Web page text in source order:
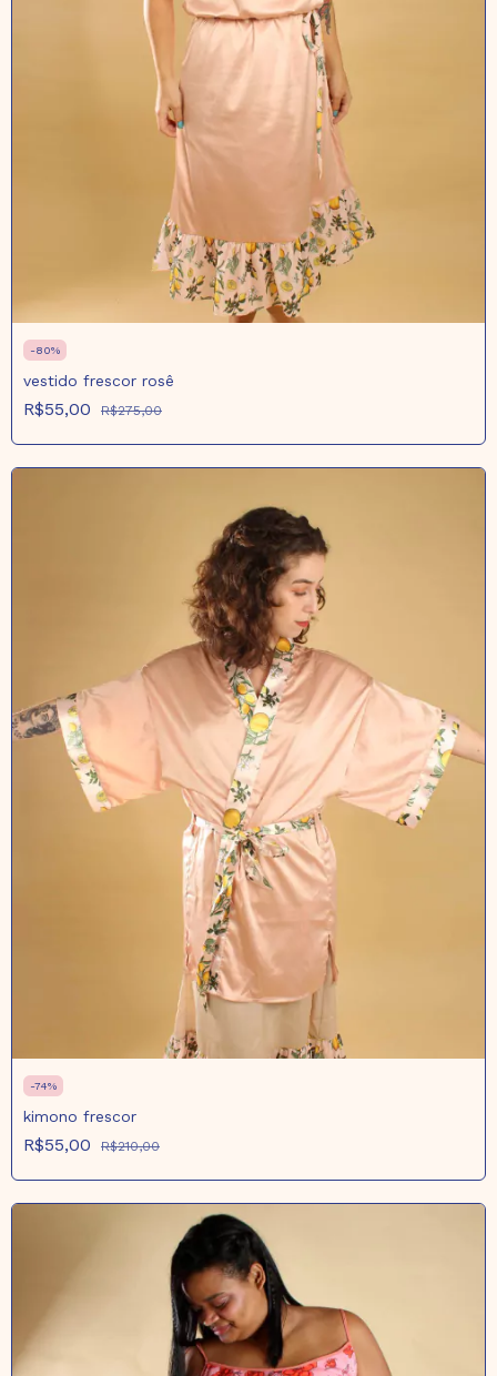
-80%
vestido frescor rosê
R$55,00 R$275,00
-74%
kimono frescor
R$55,00 R$210,00